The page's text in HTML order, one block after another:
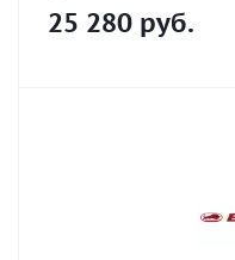
25 280 руб.